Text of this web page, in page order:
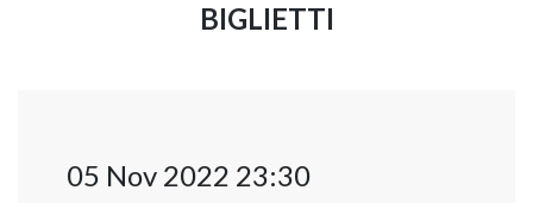
BIGLIETTI
05 Nov 2022 23:30